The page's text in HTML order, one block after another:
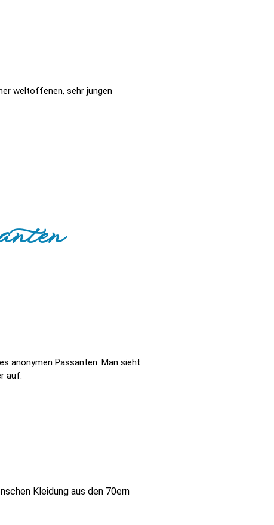
weltoffenen, sehr jungen
anonymen Passanten. Man sieht
auf.
Kleidung aus den 70ern